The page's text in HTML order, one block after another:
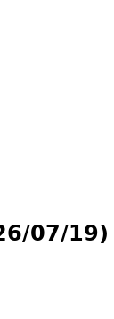
07/19)